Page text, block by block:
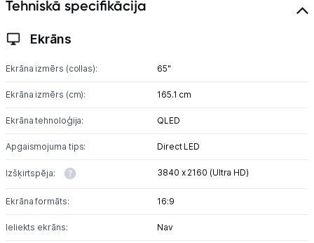
Tehniskā specifikācija
Ekrāns
Ekrāna izmērs (collas): 65"
Ekrāna izmērs (cm): 165.1 cm
Ekrāna tehnoloģija: QLED
Apgaismojuma tips: Direct LED
Izšķirtspēja: 3840 x 2160 (Ultra HD)
Ekrāna formāts: 16:9
Ieliekts ekrāns: Nav